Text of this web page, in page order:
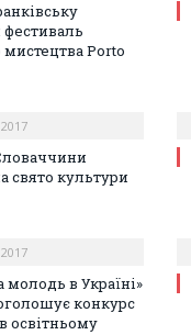
фестиваль
мистецтва Porto
свято культури
молодь в Україні»
конкурс
освітньому